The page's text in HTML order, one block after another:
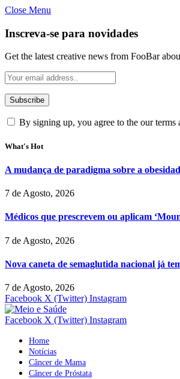
Close Menu
Inscreva-se para novidades
Get the latest creative news from FooBar
By signing up, you agree to the our terms
What's Hot
A mudança de paradigma sobre a
7 de Agosto, 2026
Médicos que prescrevem ou aplicam
7 de Agosto, 2026
Nova caneta de semaglutida nacional já
7 de Agosto, 2026
Facebook X (Twitter) Instagram
Facebook X (Twitter) Instagram
Home
Notícias
Câncer de Mama
Câncer de Próstata